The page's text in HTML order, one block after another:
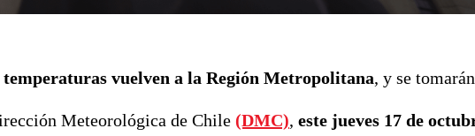
temperaturas vuelven a la Región Metropolitana, y se
Meteorológica de Chile (DMC), este jueves 17 de